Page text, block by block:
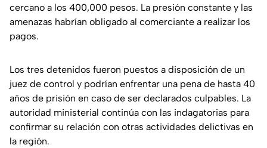
cercano a los 400,000 pesos. La presión constante y las
amenazas habrían obligado al comerciante a realizar los
pagos.
Los tres detenidos fueron puestos a disposición de un
juez de control y podrían enfrentar una pena de hasta 40
años de prisión en caso de ser declarados culpables. La
autoridad ministerial continúa con las indagatorias para
confirmar su relación con otras actividades delictivas en
la región.